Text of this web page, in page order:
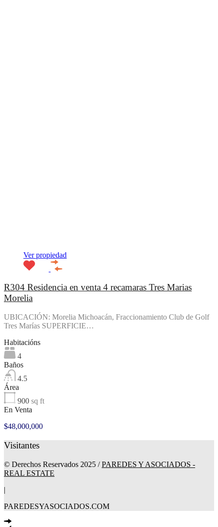
Ver propiedad
R304 Residencia en venta 4 recamaras Tres Marias
Morelia
UBICACIÓN: Morelia Michoacán, Fraccionamiento Club de Golf
Tres Marías SUPERFICIE…
Habitacións
4
Baños
4.5
Área
900 sq ft
En Venta
$48,000,000
Visitantes
© Derechos Reservados 2025 /PAREDES Y ASOCIADOS -
REAL ESTATE
|
PAREDESYASOCIADOS.COM